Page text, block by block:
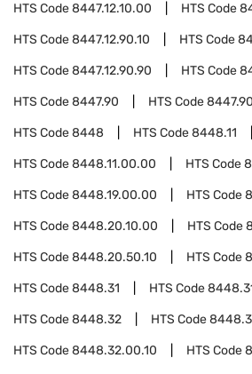
HTS Code8447.12.10.00 HTS Code
HTS Code8447.12.90.10 HTS Code
HTS Code8447.12.90.90 HTS Code
HTS Code8447.90 HTS Code
HTS Code8448 HTS Code8448.11
HTS Code8448.11.00.00 HTS Code
HTS Code8448.19.00.00 HTS Code
HTS Code8448.20.10.00 HTS Code
HTS Code8448.20.50.10 HTS Code
HTS Code8448.31 HTS Code
HTS Code8448.32 HTS Code
HTS Code8448.32.00.10 HTS Code